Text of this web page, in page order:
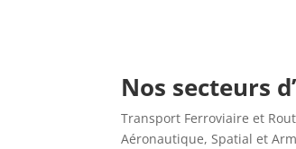
Nos secteurs
Transport Ferroviaire et
Aéronautique, Spatial et